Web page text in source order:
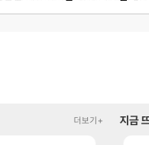
더보기+ 지금